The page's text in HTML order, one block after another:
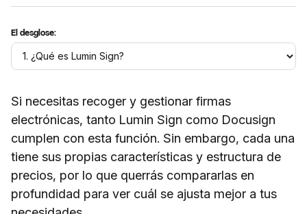
El desglose:
Si necesitas recoger y gestionar firmas
electrónicas, tanto Lumin Sign como Docusign
cumplen con esta función. Sin embargo, cada una
tiene sus propias características y estructura de
precios, por lo que querrás compararlas en
profundidad para ver cuál se ajusta mejor a tus